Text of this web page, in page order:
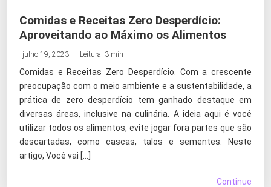
Comidas e Receitas Zero Desperdício:
Aproveitando ao Máximo os Alimentos
julho 19, 2023 Leitura: 3 min
Comidas e Receitas Zero Desperdício. Com a crescente
preocupação com o meio ambiente e a sustentabilidade, a
prática de zero desperdício tem ganhado destaque em
diversas áreas, inclusive na culinária. A ideia aqui é você
utilizar todos os alimentos, evite jogar fora partes que são
descartadas, como cascas, talos e sementes. Neste
artigo, Você vai […]
Continue